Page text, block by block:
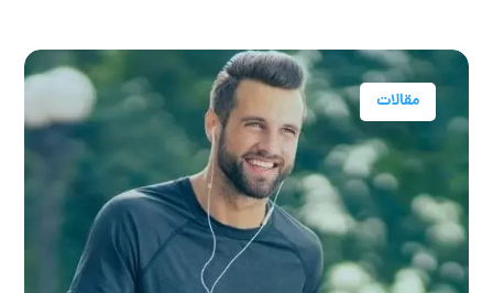
مقالات